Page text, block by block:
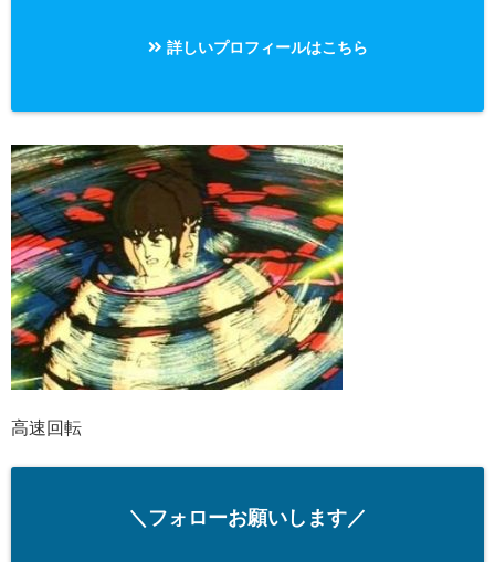
詳しいプロフィールはこちら
高速回転
＼フォローお願いします／